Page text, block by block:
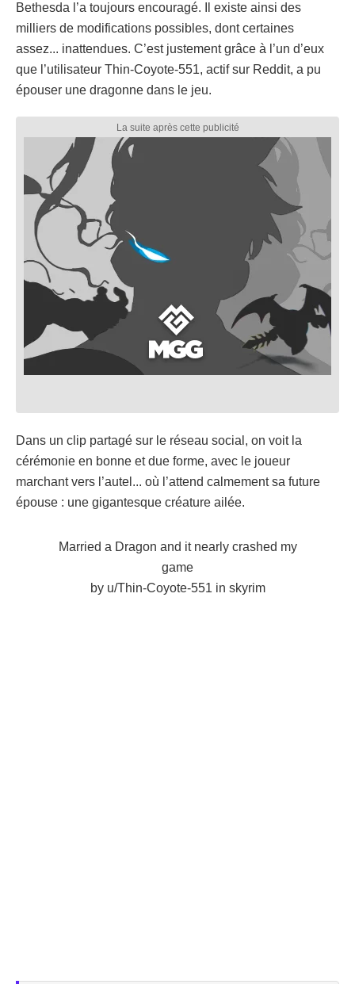
Bethesda l’a toujours encouragé. Il existe ainsi des
milliers de modifications possibles, dont certaines
assez... inattendues. C’est justement grâce à l’un d’eux
que l’utilisateur Thin-Coyote-551, actif sur Reddit, a pu
épouser une dragonne dans le jeu.
Dans un clip partagé sur le réseau social, on voit la
cérémonie en bonne et due forme, avec le joueur
marchant vers l’autel... où l’attend calmement sa future
épouse : une gigantesque créature ailée.
Married a Dragon and it nearly crashed my
game
by u/Thin-Coyote-551 in skyrim